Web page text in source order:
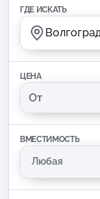
ГДЕ ИСКАТЬ
ЦЕНА
ВМЕСТИМОСТЬ